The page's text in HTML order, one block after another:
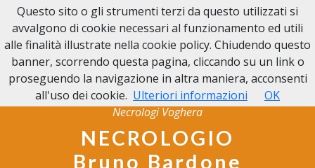
NECROLOGI VOGHERA
Necrologi Voghera
NECROLOGIO
Bruno Bardone
Questo sito o gli strumenti terzi da questo utilizzati si
avvalgono di cookie necessari al funzionamento ed utili
alle finalità illustrate nella cookie policy. Chiudendo questo
banner, scorrendo questa pagina, cliccando su un link o
proseguendo la navigazione in altra maniera, acconsenti
all'uso dei cookie. Ulteriori informazioni OK